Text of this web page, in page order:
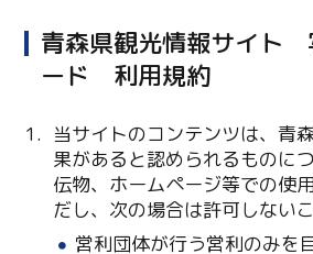
青森県観光情報サイト
ード 利用規約
当サイトのコンテンツは、青
果があると認められるものに
伝物、ホームページ等での使
だし、次の場合は許可しない
営利団体が行う営利のみを
Twitter
Facebook